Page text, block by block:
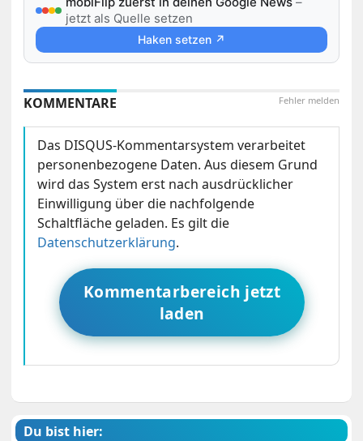
jetzt als Quelle setzen
Haken setzen ↗
Fehler melden
KOMMENTARE
Das DISQUS-Kommentarsystem verarbeitet
personenbezogene Daten. Aus diesem Grund
wird das System erst nach ausdrücklicher
Einwilligung über die nachfolgende
Schaltfläche geladen. Es gilt die
Datenschutzerklärung.
Kommentarbereich jetzt
laden
Du bist hier: